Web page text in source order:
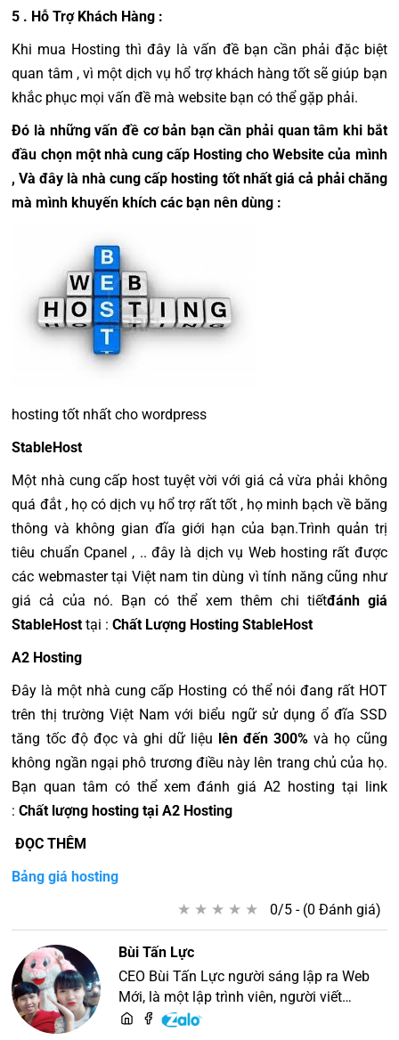
5 . Hỗ Trợ Khách Hàng :
Khi mua Hosting thì đây là vấn đề bạn cần phải đặc biệt
quan tâm , vì một dịch vụ hổ trợ khách hàng tốt sẽ giúp bạn
khắc phục mọi vấn đề mà website bạn có thể gặp phải.
Đó là những vấn đề cơ bản bạn cần phải quan tâm khi bắt
đầu chọn một nhà cung cấp Hosting cho Website của mình
, Và đây là nhà cung cấp hosting tốt nhất giá cả phải chăng
mà mình khuyến khích các bạn nên dùng :
hosting tốt nhất cho wordpress
StableHost
Một nhà cung cấp host tuyệt vời với giá cả vừa phải không
quá đắt , họ có dịch vụ hổ trợ rất tốt , họ minh bạch về băng
thông và không gian đĩa giới hạn của bạn.Trình quản trị
tiêu chuẩn Cpanel , .. đây là dịch vụ Web hosting rất được
các webmaster tại Việt nam tin dùng vì tính năng cũng như
giá cả của nó. Bạn có thể xem thêm chi tiếtđánh giá
StableHosttại :Chất Lượng Hosting StableHost
A2 Hosting
Đây là một nhà cung cấp Hosting có thể nói đang rất HOT
trên thị trường Việt Nam với biểu ngữ sử dụng ổ đĩa SSD
tăng tốc độ đọc và ghi dữ liệu lên đến 300% và họ cũng
không ngần ngại phô trương điều này lên trang chủ của họ.
Bạn quan tâm có thể xem đánh giá A2 hosting tại link
:Chất lượng hosting tại A2 Hosting
ĐỌC THÊM
Bảng giá hosting
★ ★ ★ ★ ★
★ ★ ★ ★ ★ 0/5 - (0 Đánh giá)
Bùi Tấn Lực
CEO Bùi Tấn Lực người sáng lập ra Web
Mới, là một lập trình viên, người viết
content, chuyên tư vấn các vấn đề về